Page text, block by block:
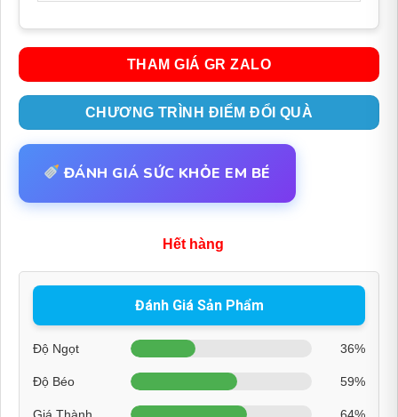
THAM GIÁ GR ZALO
CHƯƠNG TRÌNH ĐIỂM ĐỔI QUÀ
ĐÁNH GIÁ SỨC KHỎE EM BÉ
Hết hàng
Đánh Giá Sản Phẩm
Độ Ngọt 36%
Độ Béo 59%